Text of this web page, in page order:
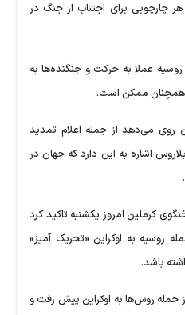
چارچوبی برای اجتناب از جنگ در
روسیه عملا به حرکت و جنگنده‌ها به
همچنان ممکن است.
روی می‌دهد از جمله اعلام تمدید
اشاره به این دارد که جهان در
کرملین امروز یکشنبه تاکید کرد
روسیه به اوکراین «تحریک آمیز»
باشد.
از حمله روس‌ها به اوکراین پیش رفت و